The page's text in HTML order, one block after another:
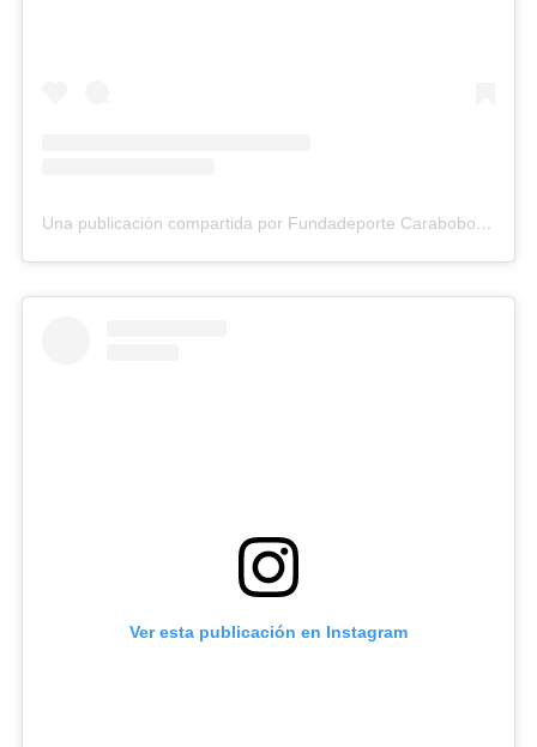
Una publicación compartida por Fundadeporte Carabobo (@fundadeporte)
Ver esta publicación en Instagram